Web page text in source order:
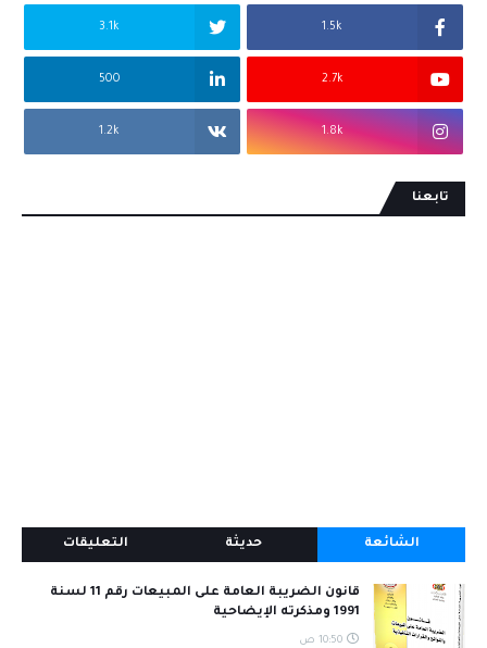
1.5k
3.1k
2.7k
500
1.8k
1.2k
تابعنا
الشائعة حديثة التعليقات
قانون الضريبة العامة على المبيعات رقم 11 لسنة
1991 ومذكرته الإيضاحية
10:50 ص